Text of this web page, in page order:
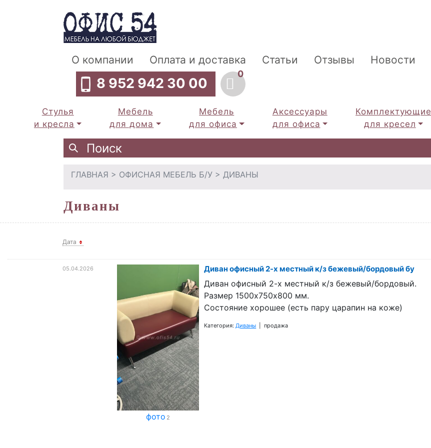
О компании Оплата и доставка Статьи Отзывы Новости
8 952 942 30 00
0
Стулья
и кресла
Мебель
для дома
Мебель
для офиса
Аксессуары
для офиса
Комплектующие
для кресел
ГЛАВНАЯ > ОФИСНАЯ МЕБЕЛЬ Б/У > ДИВАНЫ
Диваны
Дата
05.04.2026
фото 2
Диван офисный 2-х местный к/з бежевый/бордовый бу
Диван офисный 2-х местный к/з бежевый/бордовый.
Размер 1500х750х800 мм.
Состояние хорошее (есть пару царапин на коже)
Категория:Диваны | продажа